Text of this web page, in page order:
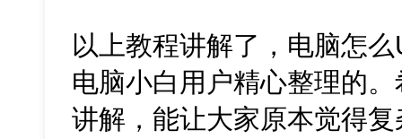
以上教程讲解了，电脑怎
电脑小白用户精心整理的
讲解，能让大家原本觉得